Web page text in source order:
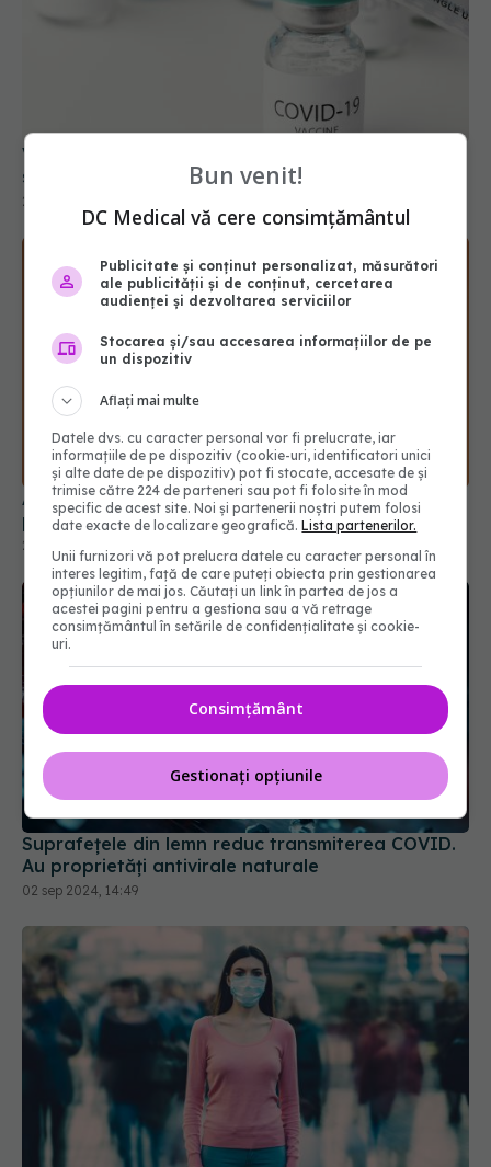
Vaccinul COVID-19, investiție medicală care a
salvat vieți și bani, arată cel mai recent studiu
Ai rămas fără miros după COVID? Cât timp poate
persista problema
25 sep 2025, 22:40
Suprafețele din lemn reduc transmiterea COVID.
Au proprietăți antivirale naturale
02 sep 2024, 14:49
XEC, noua variantă COVID. Se răspândește rapid
16 sep 2024, 08:42
Bun venit!
DC Medical vă cere consimțământul
Publicitate și conținut personalizat, măsurători
ale publicității și de conținut, cercetarea
audienței și dezvoltarea serviciilor
Stocarea și/sau accesarea informațiilor de pe
un dispozitiv
Aflați mai multe
Datele dvs. cu caracter personal vor fi prelucrate, iar
informațiile de pe dispozitiv (cookie-uri, identificatori unici
și alte date de pe dispozitiv) pot fi stocate, accesate de și
trimise către 224 de parteneri sau pot fi folosite în mod
specific de acest site. Noi și partenerii noștri putem folosi
date exacte de localizare geografică.Lista partenerilor.
Unii furnizori vă pot prelucra datele cu caracter personal în
interes legitim, față de care puteți obiecta prin gestionarea
opțiunilor de mai jos. Căutați un link în partea de jos a
acestei pagini pentru a gestiona sau a vă retrage
consimțământul în setările de confidențialitate și cookie-
uri.
Consimțământ
Gestionați opțiunile